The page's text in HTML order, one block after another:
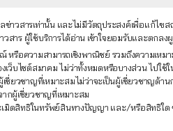
าวสารเท่านั้น และไม่มีวัตถุประสงค์เพื่อแก้ไ
วสาร ผู้ใช้บริการได้อ่าน เข้าใจยอมรับและตก
รือความสามารถเชิงพาณิชย์ รวมถึงความเห
ว็บไซต์สมาคม ไม่ว่าทั้งหมดหรือบางส่วน ไปใ
ยวชาญที่เหมาะสมไม่ว่าจะเป็นผู้เชี่ยวชาญด้
กผู้เชี่ยวชาญที่เหมาะสม
มิดสิทธิในทรัพย์สินทางปัญญา และ/หรือสิทธิใ